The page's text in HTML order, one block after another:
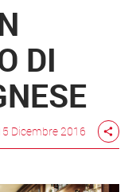
DI
Dicembre 2016 share